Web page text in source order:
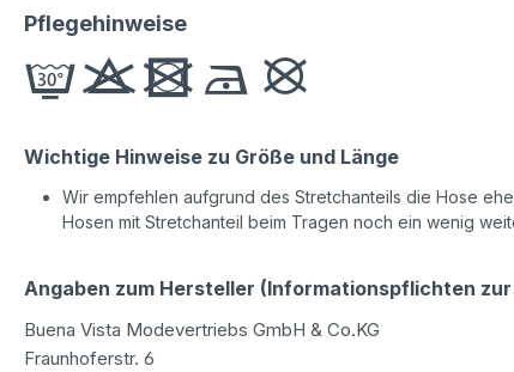
Pflegehinweise
Wichtige Hinweise zu Größe und Länge
Wir empfehlen aufgrund des Stretchanteils die Hose
Hosen mit Stretchanteil beim Tragen noch ein wenig
Angaben zum Hersteller (Informationspflichten
Buena Vista Modevertriebs GmbH & Co.KG
Fraunhoferstr. 6